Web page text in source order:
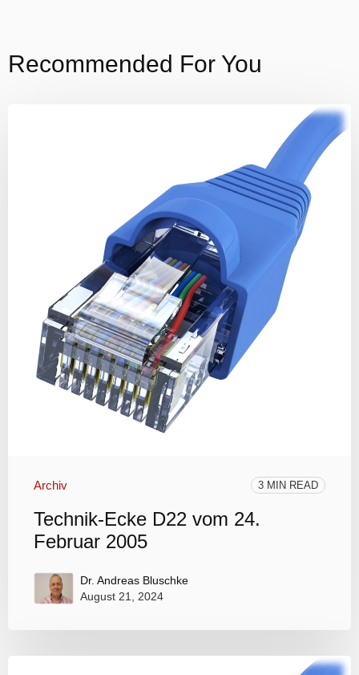
Recommended For You
Archiv 3 MIN READ
Technik-Ecke D22 vom 24.
Februar 2005
Dr. Andreas Bluschke
August 21, 2024